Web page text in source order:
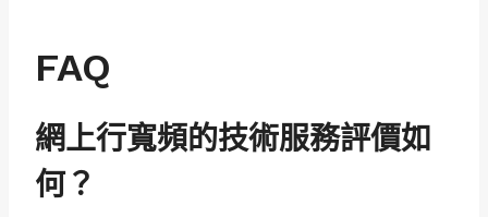
FAQ
網上行寬頻的技術服務評價如
何？